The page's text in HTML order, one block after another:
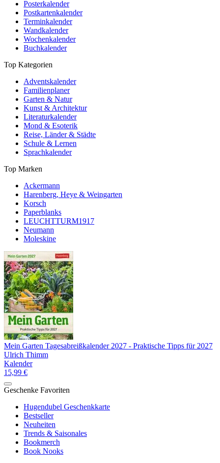
Posterkalender
Postkartenkalender
Terminkalender
Wandkalender
Wochenkalender
Buchkalender
Top Kategorien
Adventskalender
Familienplaner
Garten & Natur
Kunst & Architektur
Literaturkalender
Mond & Esoterik
Reise, Länder & Städte
Schule & Lernen
Sprachkalender
Top Marken
Ackermann
Harenberg, Heye & Weingarten
Korsch
Paperblanks
LEUCHTTURM1917
Neumann
Moleskine
Mein Garten Tagesabreißkalender 2027 - Praktische Tipps für 2027
Ulrich Thimm
Kalender
15,99 €
Geschenke Favoriten
Hugendubel Geschenkkarte
Bestseller
Neuheiten
Trends & Saisonales
Bookmerch
Book Nooks